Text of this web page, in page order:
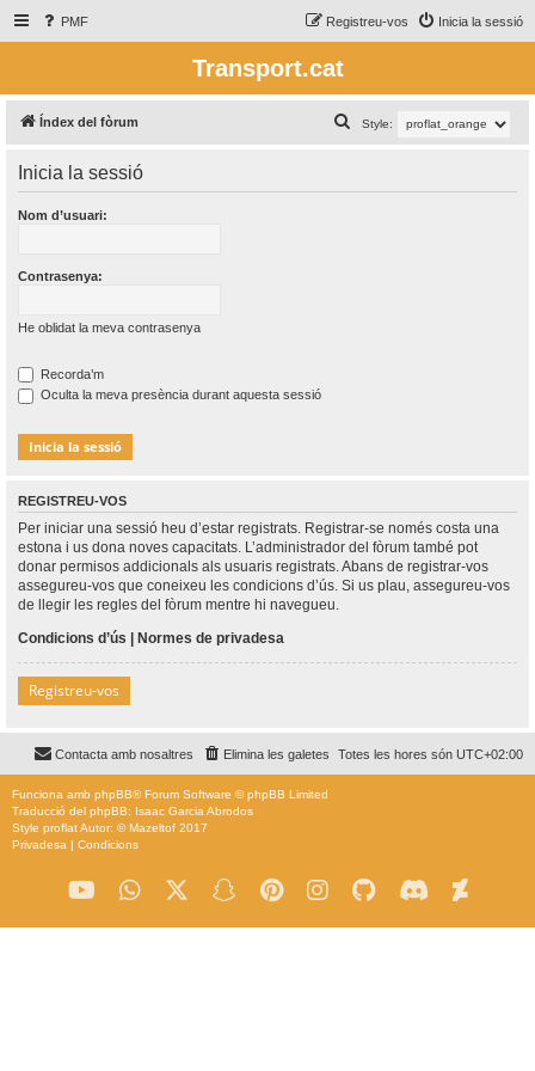
PMF Inicia la sessió
Registreu-vos
Transport.cat
Índex del fòrum Style:
e
Inicia la sessió
Nom d’usuari:
Contrasenya:
He oblidat la meva contrasenya
Recorda’m
Oculta la meva presència durant aquesta sessió
REGISTREU-VOS
Per iniciar una sessió heu d’estar registrats. Registrar-se només costa una
estona i us dona noves capacitats. L’administrador del fòrum també pot
donar permisos addicionals als usuaris registrats. Abans de registrar-vos
assegureu-vos que coneixeu les condicions d’ús. Si us plau, assegureu-vos
de llegir les regles del fòrum mentre hi navegueu.
Condicions d’ús
Normes de privadesa
Registreu-vos
Totes les hores són UTC+02:00
Elimina les galetes
Contacta amb nosaltres
Funciona amb phpBB® Forum Software © phpBB Limited
Traducció del phpBB: Isaac Garcia Abrodos
Style proflatAutor: © Mazeltof 2017
Privadesa
Condicions